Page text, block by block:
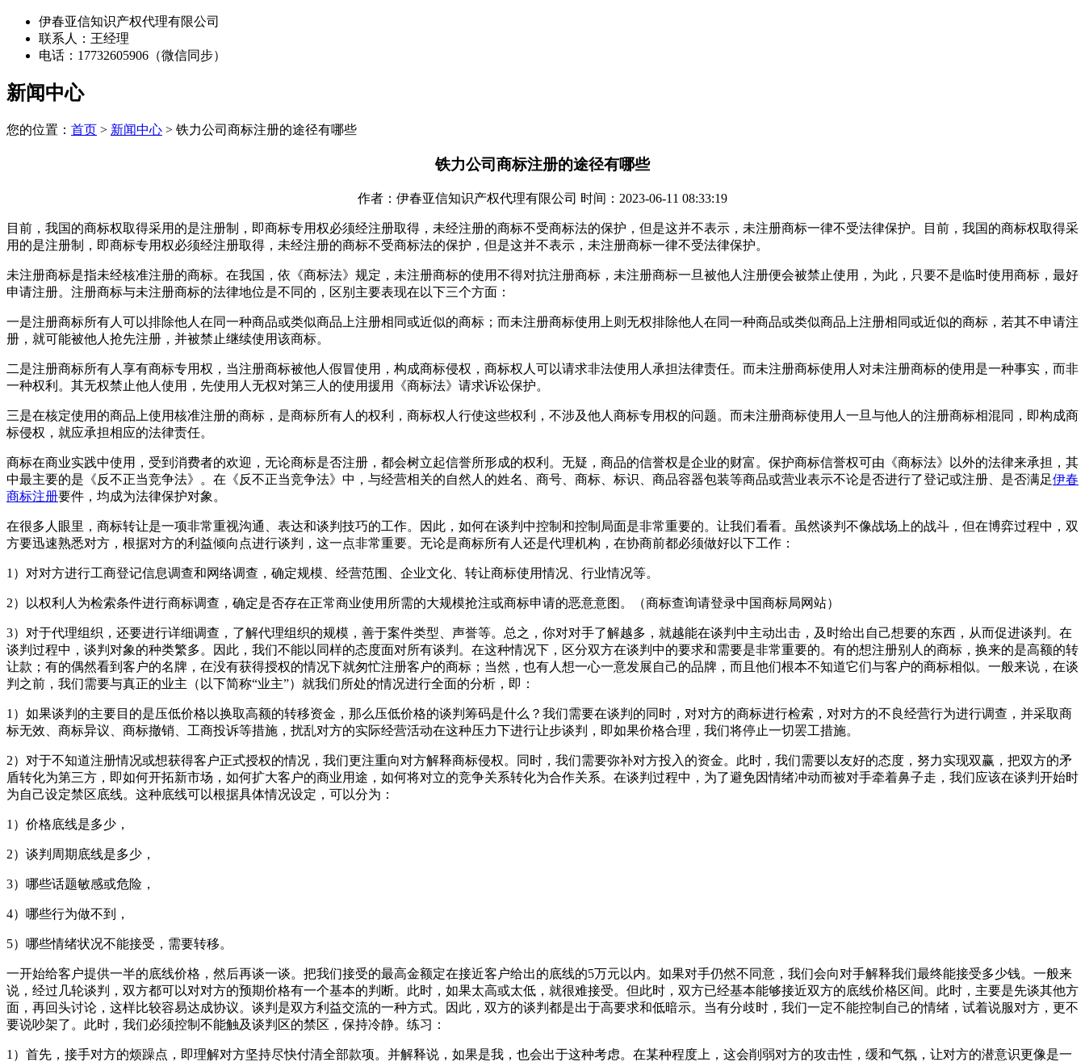
伊春亚信知识产权代理有限公司
联系人：王经理
电话：17732605906（微信同步）
新闻中心
您的位置： 首页 > 新闻中心 > 铁力公司商标注册的途径有哪些
铁力公司商标注册的途径有哪些
作者：伊春亚信知识产权代理有限公司 时间：2023-06-11 08:33:19
目前，我国的商标权取得采用的是注册制，即商标专用权必须经注册取得，未经注册的商标不受商标法的保护，但是这并不表示，未注册商标一律不受法律保护。目前，我国的商标权取得采
用的是注册制，即商标专用权必须经注册取得，未经注册的商标不受商标法的保护，但是这并不表示，未注册商标一律不受法律保护。
未注册商标是指未经核准注册的商标。在我国，依《商标法》规定，未注册商标的使用不得对抗注册商标，未注册商标一旦被他人注册便会被禁止使用，为此，只要不是临时使用商标，最好
申请注册。注册商标与未注册商标的法律地位是不同的，区别主要表现在以下三个方面：
一是注册商标所有人可以排除他人在同一种商品或类似商品上注册相同或近似的商标；而未注册商标使用上则无权排除他人在同一种商品或类似商品上注册相同或近似的商标，若其不申请注
册，就可能被他人抢先注册，并被禁止继续使用该商标。
二是注册商标所有人享有商标专用权，当注册商标被他人假冒使用，构成商标侵权，商标权人可以请求非法使用人承担法律责任。而未注册商标使用人对未注册商标的使用是一种事实，而非
一种权利。其无权禁止他人使用，先使用人无权对第三人的使用援用《商标法》请求诉讼保护。
三是在核定使用的商品上使用核准注册的商标，是商标所有人的权利，商标权人行使这些权利，不涉及他人商标专用权的问题。而未注册商标使用人一旦与他人的注册商标相混同，即构成商
标侵权，就应承担相应的法律责任。
商标在商业实践中使用，受到消费者的欢迎，无论商标是否注册，都会树立起信誉所形成的权利。无疑，商品的信誉权是企业的财富。保护商标信誉权可由《商标法》以外的法律来承担，其
中最主要的是《反不正当竞争法》。在《反不正当竞争法》中，与经营相关的自然人的姓名、商号、商标、标识、商品容器包装等商品或营业表示不论是否进行了登记或注册、是否满足伊春
商标注册要件，均成为法律保护对象。
在很多人眼里，商标转让是一项非常重视沟通、表达和谈判技巧的工作。因此，如何在谈判中控制和控制局面是非常重要的。让我们看看。虽然谈判不像战场上的战斗，但在博弈过程中，双
方要迅速熟悉对方，根据对方的利益倾向点进行谈判，这一点非常重要。无论是商标所有人还是代理机构，在协商前都必须做好以下工作：
1）对对方进行工商登记信息调查和网络调查，确定规模、经营范围、企业文化、转让商标使用情况、行业情况等。
2）以权利人为检索条件进行商标调查，确定是否存在正常商业使用所需的大规模抢注或商标申请的恶意意图。（商标查询请登录中国商标局网站）
3）对于代理组织，还要进行详细调查，了解代理组织的规模，善于案件类型、声誉等。总之，你对对手了解越多，就越能在谈判中主动出击，及时给出自己想要的东西，从而促进谈判。在
谈判过程中，谈判对象的种类繁多。因此，我们不能以同样的态度面对所有谈判。在这种情况下，区分双方在谈判中的要求和需要是非常重要的。有的想注册别人的商标，换来的是高额的转
让款；有的偶然看到客户的名牌，在没有获得授权的情况下就匆忙注册客户的商标；当然，也有人想一心一意发展自己的品牌，而且他们根本不知道它们与客户的商标相似。一般来说，在谈
判之前，我们需要与真正的业主（以下简称“业主”）就我们所处的情况进行全面的分析，即：
1）如果谈判的主要目的是压低价格以换取高额的转移资金，那么压低价格的谈判筹码是什么？我们需要在谈判的同时，对对方的商标进行检索，对对方的不良经营行为进行调查，并采取商
标无效、商标异议、商标撤销、工商投诉等措施，扰乱对方的实际经营活动在这种压力下进行让步谈判，即如果价格合理，我们将停止一切罢工措施。
2）对于不知道注册情况或想获得客户正式授权的情况，我们更注重向对方解释商标侵权。同时，我们需要弥补对方投入的资金。此时，我们需要以友好的态度，努力实现双赢，把双方的矛
盾转化为第三方，即如何开拓新市场，如何扩大客户的商业用途，如何将对立的竞争关系转化为合作关系。在谈判过程中，为了避免因情绪冲动而被对手牵着鼻子走，我们应该在谈判开始时
为自己设定禁区底线。这种底线可以根据具体情况设定，可以分为：
1）价格底线是多少，
2）谈判周期底线是多少，
3）哪些话题敏感或危险，
4）哪些行为做不到，
5）哪些情绪状况不能接受，需要转移。
一开始给客户提供一半的底线价格，然后再谈一谈。把我们接受的最高金额定在接近客户给出的底线的5万元以内。如果对手仍然不同意，我们会向对手解释我们最终能接受多少钱。一般来
说，经过几轮谈判，双方都可以对对方的预期价格有一个基本的判断。此时，如果太高或太低，就很难接受。但此时，双方已经基本能够接近双方的底线价格区间。此时，主要是先谈其他方
面，再回头讨论，这样比较容易达成协议。谈判是双方利益交流的一种方式。因此，双方的谈判都是出于高要求和低暗示。当有分歧时，我们一定不能控制自己的情绪，试着说服对方，更不
要说吵架了。此时，我们必须控制不能触及谈判区的禁区，保持冷静。练习：
1）首先，接手对方的烦躁点，即理解对方坚持尽快付清全部款项。并解释说，如果是我，也会出于这种考虑。在某种程度上，这会削弱对方的攻击性，缓和气氛，让对方的潜意识更像是一